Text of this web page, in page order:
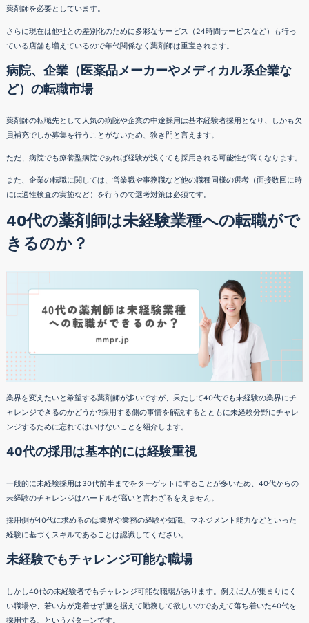
薬剤師を必要としています。
さらに現在は他社との差別化のために多彩なサービス（24時間サービスなど）も行っ
ている店舗も増えているので年代関係なく薬剤師は重宝されます。
病院、企業（医薬品メーカーやメディカル系企業な
ど）の転職市場
薬剤師の転職先として人気の病院や企業の中途採用は基本経験者採用となり、しかも欠
員補充でしか募集を行うことがないため、狭き門と言えます。
ただ、病院でも療養型病院であれば経験が浅くても採用される可能性が高くなります。
また、企業の転職に関しては、営業職や事務職など他の職種同様の選考（面接数回に時
には適性検査の実施など）を行うので選考対策は必須です。
40代の薬剤師は未経験業種への転職がで
きるのか？
業界を変えたいと希望する薬剤師が多いですが、果たして40代でも未経験の業界にチ
ャレンジできるのかどうか?採用する側の事情を解説するとともに未経験分野にチャレ
ンジするために忘れてはいけないことを紹介します。
40代の採用は基本的には経験重視
一般的に未経験採用は30代前半までをターゲットにすることが多いため、40代からの
未経験のチャレンジはハードルが高いと言わざるをえません。
採用側が40代に求めるのは業界や業務の経験や知識、マネジメント能力などといった
経験に基づくスキルであることは認識してください。
未経験でもチャレンジ可能な職場
しかし40代の未経験者でもチャレンジ可能な職場があります。例えば人が集まりにく
い職場や、若い方が定着せず腰を据えて勤務して欲しいのであえて落ち着いた40代を
採用する、というパターンです。